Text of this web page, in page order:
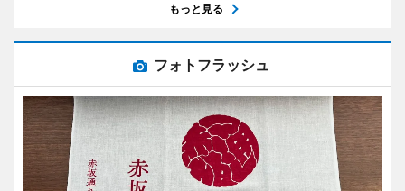
もっと見る
フォトフラッシュ